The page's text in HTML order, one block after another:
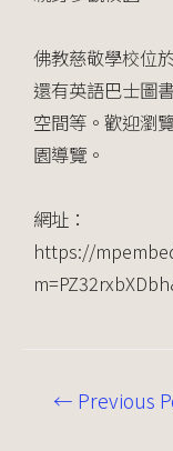
佛教慈敬學校位
還有英語巴士圖
空間等。歡迎瀏
園導覽。
網址：
https://
← Previous